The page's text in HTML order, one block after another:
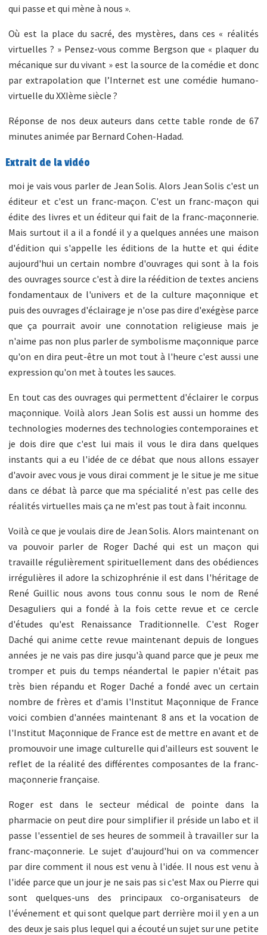
qui passe et qui mène à nous ».
Où est la place du sacré, des mystères, dans ces « réalités
virtuelles ? » Pensez-vous comme Bergson que « plaquer du
mécanique sur du vivant » est la source de la comédie et donc
par extrapolation que l’Internet est une comédie humano-
virtuelle du XXIème siècle ?
Réponse de nos deux auteurs dans cette table ronde de 67
minutes animée par Bernard Cohen-Hadad.
Extrait de la vidéo
moi je vais vous parler de Jean Solis. Alors Jean Solis c'est un
éditeur et c'est un franc-maçon. C'est un franc-maçon qui
édite des livres et un éditeur qui fait de la franc-maçonnerie.
Mais surtout il a il a fondé il y a quelques années une maison
d'édition qui s'appelle les éditions de la hutte et qui édite
aujourd'hui un certain nombre d'ouvrages qui sont à la fois
des ouvrages source c'est à dire la réédition de textes anciens
fondamentaux de l'univers et de la culture maçonnique et
puis des ouvrages d'éclairage je n'ose pas dire d'exégèse parce
que ça pourrait avoir une connotation religieuse mais je
n'aime pas non plus parler de symbolisme maçonnique parce
qu'on en dira peut-être un mot tout à l'heure c'est aussi une
expression qu'on met à toutes les sauces.
En tout cas des ouvrages qui permettent d'éclairer le corpus
maçonnique. Voilà alors Jean Solis est aussi un homme des
technologies modernes des technologies contemporaines et
je dois dire que c'est lui mais il vous le dira dans quelques
instants qui a eu l'idée de ce débat que nous allons essayer
d'avoir avec vous je vous dirai comment je le situe je me situe
dans ce débat là parce que ma spécialité n'est pas celle des
réalités virtuelles mais ça ne m'est pas tout à fait inconnu.
Voilà ce que je voulais dire de Jean Solis. Alors maintenant on
va pouvoir parler de Roger Daché qui est un maçon qui
travaille régulièrement spirituellement dans des obédiences
irrégulières il adore la schizophrénie il est dans l'héritage de
René Guillic nous avons tous connu sous le nom de René
Desaguliers qui a fondé à la fois cette revue et ce cercle
d'études qu'est Renaissance Traditionnelle. C'est Roger
Daché qui anime cette revue maintenant depuis de longues
années je ne vais pas dire jusqu'à quand parce que je peux me
tromper et puis du temps néandertal le papier n'était pas
très bien répandu et Roger Daché a fondé avec un certain
nombre de frères et d'amis l'Institut Maçonnique de France
voici combien d'années maintenant 8 ans et la vocation de
l'Institut Maçonnique de France est de mettre en avant et de
promouvoir une image culturelle qui d'ailleurs est souvent le
reflet de la réalité des différentes composantes de la franc-
maçonnerie française.
Roger est dans le secteur médical de pointe dans la
pharmacie on peut dire pour simplifier il préside un labo et il
passe l'essentiel de ses heures de sommeil à travailler sur la
franc-maçonnerie. Le sujet d'aujourd'hui on va commencer
par dire comment il nous est venu à l'idée. Il nous est venu à
l'idée parce que un jour je ne sais pas si c'est Max ou Pierre qui
sont quelques-uns des principaux co-organisateurs de
l'événement et qui sont quelque part derrière moi il y en a un
des deux je sais plus lequel qui a écouté un sujet sur une petite